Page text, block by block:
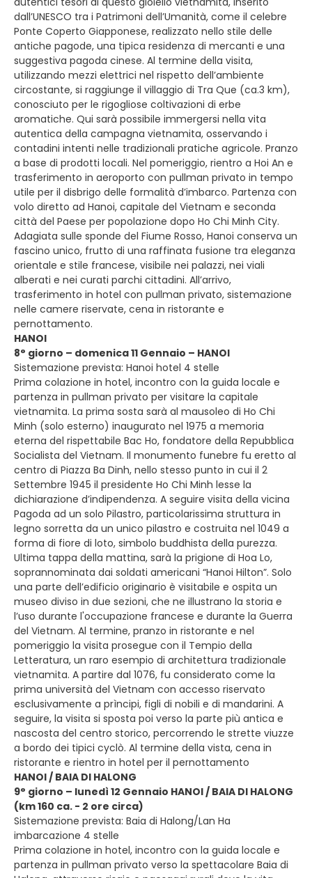
dall’UNESCO tra i Patrimoni dell’Umanità, come il celebre
Ponte Coperto Giapponese, realizzato nello stile delle
antiche pagode, una tipica residenza di mercanti e una
suggestiva pagoda cinese. Al termine della visita,
utilizzando mezzi elettrici nel rispetto dell’ambiente
circostante, si raggiunge il villaggio di Tra Que (ca.3 km),
conosciuto per le rigogliose coltivazioni di erbe
aromatiche. Qui sarà possibile immergersi nella vita
autentica della campagna vietnamita, osservando i
contadini intenti nelle tradizionali pratiche agricole. Pranzo
a base di prodotti locali. Nel pomeriggio, rientro a Hoi An e
trasferimento in aeroporto con pullman privato in tempo
utile per il disbrigo delle formalità d’imbarco. Partenza con
volo diretto ad Hanoi, capitale del Vietnam e seconda
città del Paese per popolazione dopo Ho Chi Minh City.
Adagiata sulle sponde del Fiume Rosso, Hanoi conserva un
fascino unico, frutto di una raffinata fusione tra eleganza
orientale e stile francese, visibile nei palazzi, nei viali
alberati e nei curati parchi cittadini. All’arrivo,
trasferimento in hotel con pullman privato, sistemazione
nelle camere riservate, cena in ristorante e
pernottamento.
HANOI
8° giorno – domenica 11 Gennaio – HANOI
Sistemazione prevista: Hanoi hotel 4 stelle
Prima colazione in hotel, incontro con la guida locale e
partenza in pullman privato per visitare la capitale
vietnamita. La prima sosta sarà al mausoleo di Ho Chi
Minh (solo esterno) inaugurato nel 1975 a memoria
eterna del rispettabile Bac Ho, fondatore della Repubblica
Socialista del Vietnam. Il monumento funebre fu eretto al
centro di Piazza Ba Dinh, nello stesso punto in cui il 2
Settembre 1945 il presidente Ho Chi Minh lesse la
dichiarazione d’indipendenza. A seguire visita della vicina
Pagoda ad un solo Pilastro, particolarissima struttura in
legno sorretta da un unico pilastro e costruita nel 1049 a
forma di fiore di loto, simbolo buddhista della purezza.
Ultima tappa della mattina, sarà la prigione di Hoa Lo,
soprannominata dai soldati americani “Hanoi Hilton”. Solo
una parte dell’edificio originario è visitabile e ospita un
museo diviso in due sezioni, che ne illustrano la storia e
l’uso durante l'occupazione francese e durante la Guerra
del Vietnam. Al termine, pranzo in ristorante e nel
pomeriggio la visita prosegue con il Tempio della
Letteratura, un raro esempio di architettura tradizionale
vietnamita. A partire dal 1076, fu considerato come la
prima università del Vietnam con accesso riservato
esclusivamente a prìncipi, figli di nobili e di mandarini. A
seguire, la visita si sposta poi verso la parte più antica e
nascosta del centro storico, percorrendo le strette viuzze
a bordo dei tipici cyclò. Al termine della vista, cena in
ristorante e rientro in hotel per il pernottamento
HANOI / BAIA DI HALONG
9° giorno – lunedì 12 Gennaio HANOI / BAIA DI HALONG
(km 160 ca. - 2 ore circa)
Sistemazione prevista: Baia di Halong/Lan Ha
imbarcazione 4 stelle
Prima colazione in hotel, incontro con la guida locale e
partenza in pullman privato verso la spettacolare Baia di